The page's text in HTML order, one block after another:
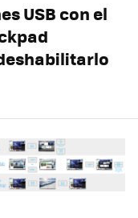
USB con el